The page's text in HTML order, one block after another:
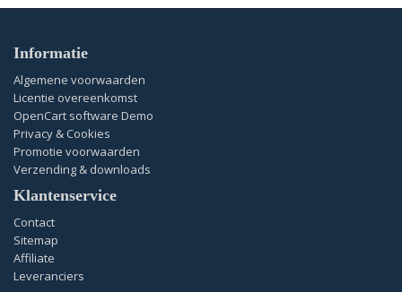
Informatie
Algemene voorwaarden
Licentie overeenkomst
OpenCart software Demo
Privacy & Cookies
Promotie voorwaarden
Verzending & downloads
Klantenservice
Contact
Sitemap
Affiliate
Leveranciers